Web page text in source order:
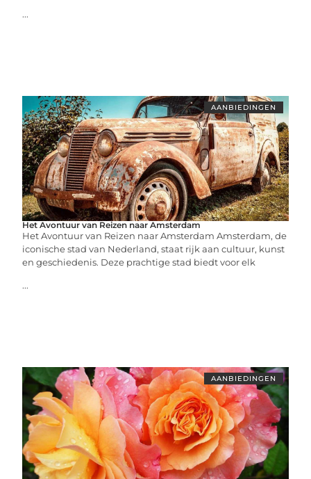
...
AANBIEDINGEN
Het Avontuur van Reizen naar Amsterdam
Het Avontuur van Reizen naar Amsterdam Amsterdam, de
iconische stad van Nederland, staat rijk aan cultuur, kunst
en geschiedenis. Deze prachtige stad biedt voor elk
...
AANBIEDINGEN